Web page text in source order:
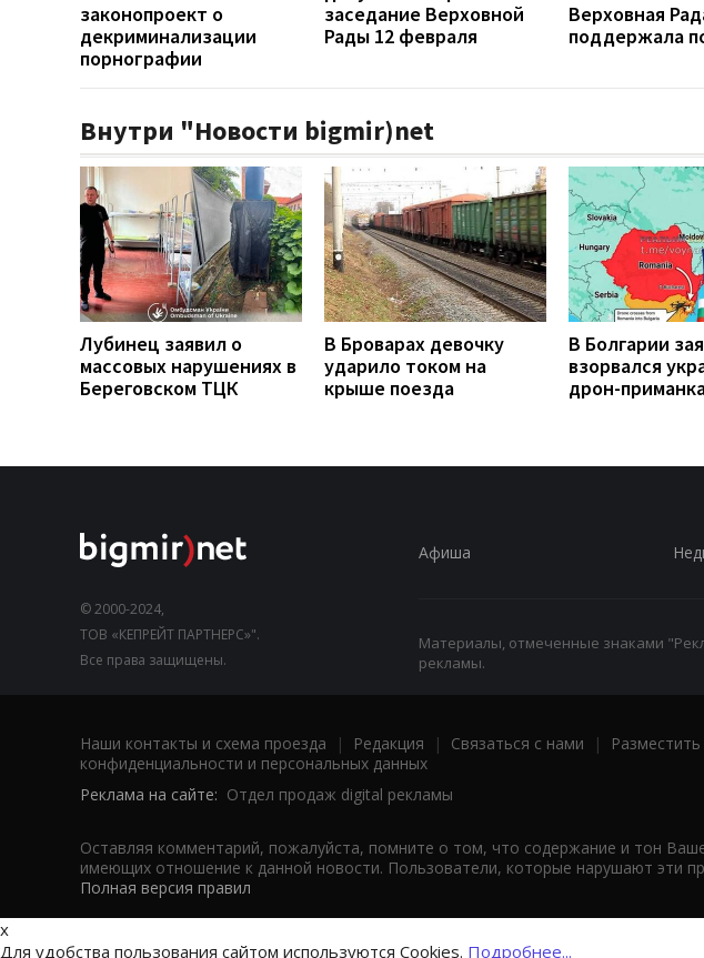
законопроект о
декриминализации
порнографии
заседание Верховной
Рады 12 февраля
Верховная
поддержала
Внутри "Новости bigmir)net
Лубинец заявил о
массовых нарушениях в
Береговском ТЦК
В Броварах девочку
ударило током на
крыше поезда
В Болгарии
взорвался
дрон-
© 2000-2024,
ТОВ «КЕПРЕЙТ ПАРТНЕРС»".
Все права защищены.
Афиша
Материалы, отмеченные знаками
рекламы.
Наши контакты и схема проезда | Редакция | Связаться с нами |
конфиденциальности и персональных данных
Реклама на сайте: Отдел продаж digital рекламы
Оставляя комментарий, пожалуйста, помните о том, что содержание и тон
имеющих отношение к данной новости. Пользователи, которые нарушают эти
Полная версия правил
x
Для удобства пользования сайтом используются Cookies. Подробнее...